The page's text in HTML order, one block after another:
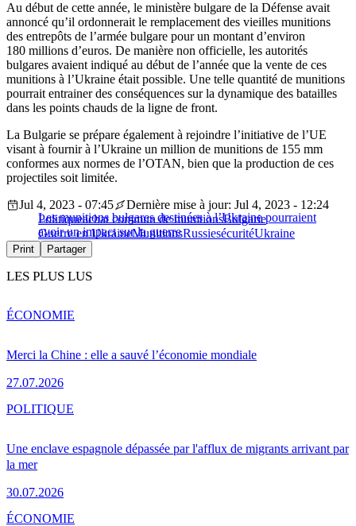
Au début de cette année, le ministère bulgare de la Défense avait
annoncé qu’il ordonnerait le remplacement des vieilles munitions
des entrepôts de l’armée bulgare pour un montant d’environ
180 millions d’euros. De manière non officielle, les autorités
bulgares avaient indiqué au début de l’année que la vente de ces
munitions à l’Ukraine était possible. Une telle quantité de munitions
pourrait entrainer des conséquences sur la dynamique des batailles
dans les points chauds de la ligne de front.
La Bulgarie se prépare également à rejoindre l’initiative de l’UE
visant à fournir à l’Ukraine un million de munitions de 155 mm
conformes aux normes de l’OTAN, bien que la production de ces
projectiles soit limitée.
Les munitions bulgares destinées à l’Ukraine pourraient
avoir un impact sur la guerre
Jul 4, 2023 - 07:45
Dernière mise à jour: Jul 4, 2023 - 12:24
Politiqueachat commun de munitionsBulgarie
Guerre en UkraineMunitionsRussiesécuritéUkraine
Print Partager
LES PLUS LUS
Merci la Chine : elle a sauvé l’économie mondiale
27.07.2026
ÉCONOMIE
Une enclave espagnole dépassée par l'afflux de migrants arrivant par
la mer
30.07.2026
POLITIQUE
ÉCONOMIE